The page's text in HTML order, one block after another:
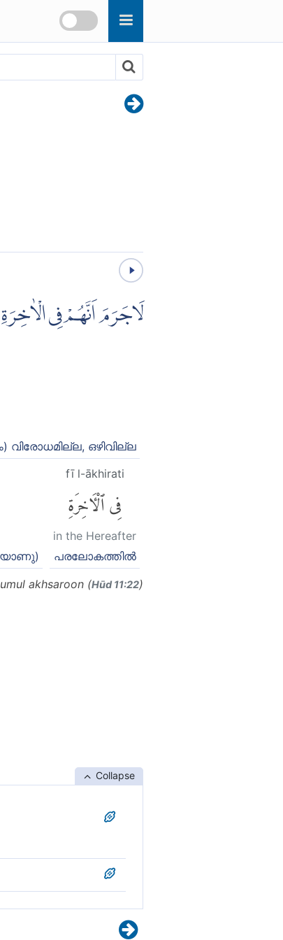
لَاجَرَمَ اَنَّهُمْ فِى
ഒഴിവില്ല
fī l-ākhirati
فِى ٱلْءَاخِرَةِ
in the Hereafter
പരലോകത്തില്‍
akhsaroon (Hūd 11:22)
Collapse